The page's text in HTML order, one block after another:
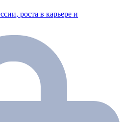
роста в карьере и